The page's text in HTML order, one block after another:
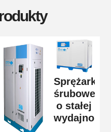
Sprężarki
śrubowe
o stałej
wydajności